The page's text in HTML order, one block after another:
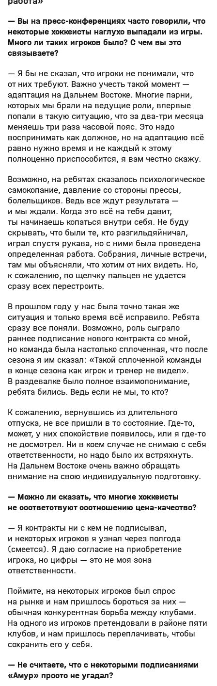
— Вы на пресс-конференциях часто говорили, что
некоторые хоккеисты наглухо выпадали из игры.
Много ли таких игроков было? С чем вы это
связываете?
— Я бы не сказал, что игроки не понимали, что
от них требуют. Важно учесть такой момент —
адаптация на Дальнем Востоке. Многие парни,
которых мы брали на ведущие роли, впервые
попали в такую ситуацию, что за два-три месяца
меняешь три раза часовой пояс. Это надо
воспринимать как должное, но на адаптацию всё
равно нужно время и не каждый к этому
полноценно приспособится, я вам честно скажу.
Возможно, на ребятах сказалось психологическое
самокопание, давление со стороны прессы,
болельщиков. Ведь все ждут результата —
и мы ждали. Когда это всё на тебя давит,
ты начинаешь копаться внутри себя. Не буду
скрывать, что были те, кто разгильдяйничал,
играл спустя рукава, но с ними была проведена
определенная работа. Собрания, личные встречи,
там мы объясняли, что хотим от них видеть. Но,
к сожалению, по щелчку пальцев не удается
сразу всех перестроить.
В прошлом году у нас была точно такая же
ситуация и только время всё исправило. Ребята
сразу все поняли. Возможно, роль сыграло
раннее подписание нового контракта со мной,
но команда была настолько сплоченная, что после
сезона я им сказал: «Такой сплоченной команды
в конце сезона как игрок и тренер не видел».
В раздевалке было полное взаимопонимание,
ребята бились. Ведь если не мы, то кто?
К сожалению, вернувшись из длительного
отпуска, не все пришли в то состояние. Где-то,
может, у них спокойствие появилось, или я где-то
не досмотрел. Ни в коем случае не снимаю с себя
ответственности, но надо было их встряхнуть.
На Дальнем Востоке очень важно обращать
внимание на свою индивидуальную подготовку.
— Можно ли сказать, что многие хоккеисты
не соответствуют соотношению цена-качество?
— Я контракты ни с кем не подписывал,
и некоторых игроков я узнал через полгода
(смеется). Я даю согласие на приобретение
игрока, но цифры — это не моя зона
ответственности.
Поймите, на некоторых игроков был спрос
на рынке и нам пришлось бороться за них —
обычная конкурентная борьба между клубами.
На одного из игроков претендовали в районе пяти
клубов, и нам пришлось переплачивать, чтобы
сохранить его у себя.
— Не считаете, что с некоторыми подписаниями
«Амур» просто не угадал?